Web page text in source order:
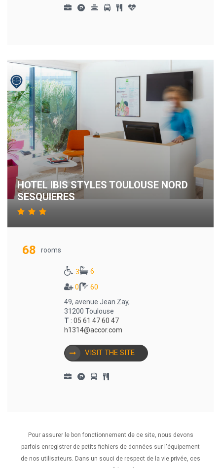
HOTEL IBIS STYLES TOULOUSE NORD
SESQUIERES
68 rooms
3
6
0
60
49, avenue Jean Zay,
31200 Toulouse
T : 05 61 47 60 47
h1314@accor.com
VISIT THE SITE
Pour assurer le bon fonctionnement de ce site, nous devons
parfois enregistrer de petits fichiers de données sur l'équipement
de nos utilisateurs. Dans un souci de respect de la vie privée, ces